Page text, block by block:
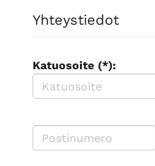
Yhteystiedot
Katuosoite (*):